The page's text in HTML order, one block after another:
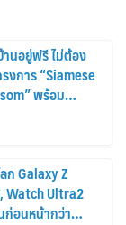
านอยู่ฟรี ไม่ต้อง
งการ “Siamese
พร้อม
สิงหาคม
ก Galaxy Z
Watch Ultra2
ก่อนหน้ากว่า